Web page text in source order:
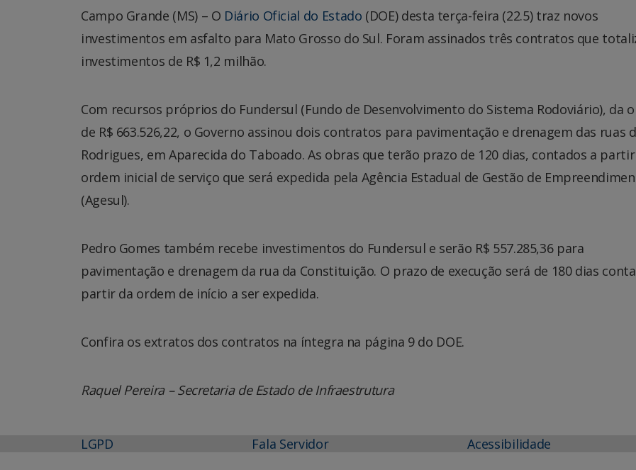
Campo Grande (MS) – O Diário Oficial do Estado (DOE) desta terça-feira (22.5) traz novos
investimentos em asfalto para Mato Grosso do Sul. Foram assinados três contratos que
investimentos de R$ 1,2 milhão.
Com recursos próprios do Fundersul (Fundo de Desenvolvimento do Sistema Rodoviário), da
de R$ 663.526,22, o Governo assinou dois contratos para pavimentação e drenagem das ruas
Rodrigues, em Aparecida do Taboado. As obras que terão prazo de 120 dias, contados a
ordem inicial de serviço que será expedida pela Agência Estadual de Gestão de
(Agesul).
Pedro Gomes também recebe investimentos do Fundersul e serão R$ 557.285,36 para
pavimentação e drenagem da rua da Constituição. O prazo de execução será de 180 dias
partir da ordem de início a ser expedida.
Confira os extratos dos contratos na íntegra na página 9 do DOE.
Raquel Pereira – Secretaria de Estado de Infraestrutura
LGPD Fala Servidor Acessibilidade